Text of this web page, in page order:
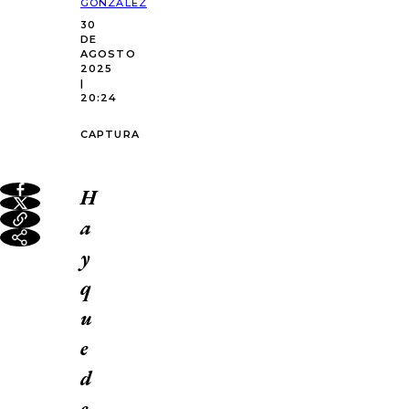
GONZÁLEZ
30
DE
AGOSTO
2025
|
20:24
CAPTURA
H
a
y
q
u
e
d